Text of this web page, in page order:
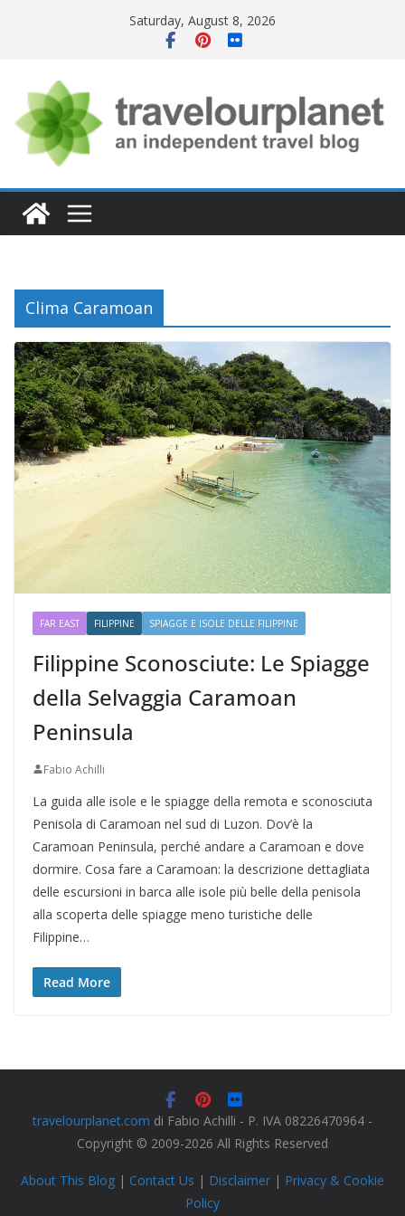
Saturday, August 8, 2026
Clima Caramoan
FAR EAST FILIPPINE SPIAGGE E ISOLE DELLE FILIPPINE
Filippine Sconosciute: Le Spiagge
della Selvaggia Caramoan
Peninsula
Fabio Achilli
La guida alle isole e le spiagge della remota e sconosciuta
Penisola di Caramoan nel sud di Luzon. Dov’è la
Caramoan Peninsula, perché andare a Caramoan e dove
dormire. Cosa fare a Caramoan: la descrizione dettagliata
delle escursioni in barca alle isole più belle della penisola
alla scoperta delle spiagge meno turistiche delle
Filippine…
Read More
travelourplanet.com di Fabio Achilli - P. IVA 08226470964 -
Copyright © 2009-2026 All Rights Reserved
About This Blog | Contact Us | Disclaimer | Privacy & Cookie
Policy